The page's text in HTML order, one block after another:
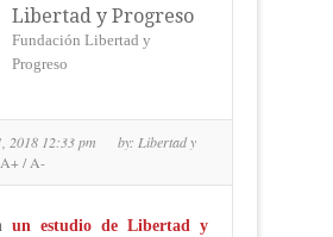
Libertad y Progreso
Fundación Libertad y
Progreso
2018 12:33 pm by: Libertad y
A+/A-
un estudio de Libertad y